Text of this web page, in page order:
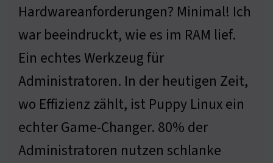
Hardwareanforderungen? Minimal! Ich
war beeindruckt, wie es im RAM lief.
Ein echtes Werkzeug für
Administratoren. In der heutigen Zeit,
wo Effizienz zählt, ist Puppy Linux ein
echter Game-Changer. 80% der
Administratoren nutzen schlanke